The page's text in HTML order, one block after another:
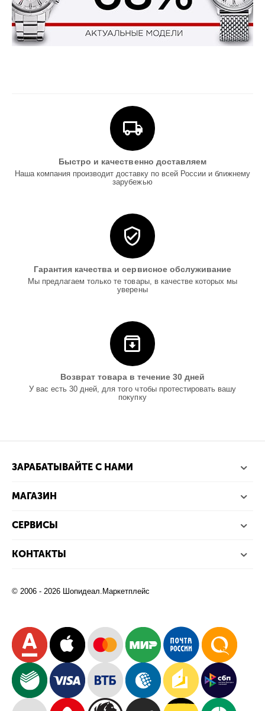
Быстро и качественно доставляем
Наша компания производит доставку по всей России и ближнему
зарубежью
Гарантия качества и сервисное обслуживание
Мы предлагаем только те товары, в качестве которых мы
уверены
Возврат товара в течение 30 дней
У вас есть 30 дней, для того чтобы протестировать вашу
покупку
ЗАРАБАТЫВАЙТЕ С НАМИ
МАГАЗИН
СЕРВИСЫ
КОНТАКТЫ
© 2006 - 2026 Шопидеал.Маркетплейс